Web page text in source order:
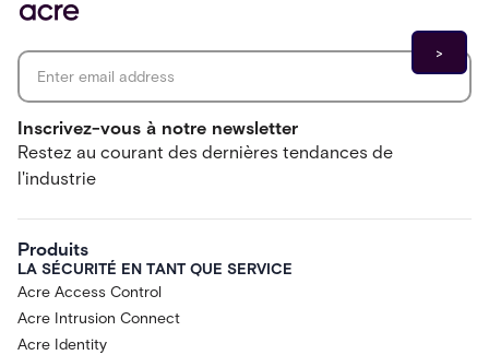
Inscrivez-vous à notre newsletter
Restez au courant des dernières tendances de
l'industrie
Produits
LA SÉCURITÉ EN TANT QUE SERVICE
Acre Access Control
Acre Intrusion Connect
Acre Identity